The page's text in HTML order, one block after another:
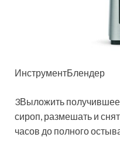
ИнструментБлендер
3Выложить
сироп, размешать и
часов до полного